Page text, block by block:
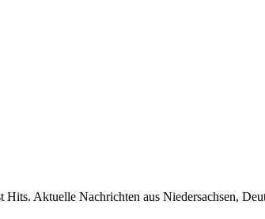
Hits. Aktuelle Nachrichten aus Niedersachsen,